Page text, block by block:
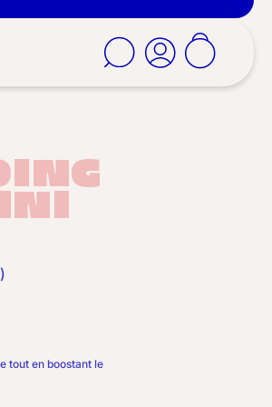
ConnexionPanier
tout en boostant le